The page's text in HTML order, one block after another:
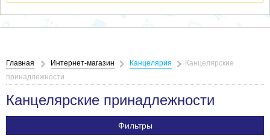
Главная Интернет-магазин Канцелярия
Канцелярские
принадлежности
Канцелярские принадлежности
Фильтры